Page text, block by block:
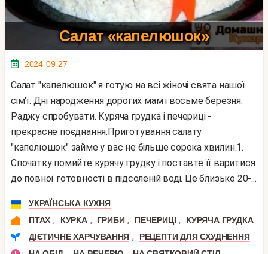
Салат «капелюшок»
2024-09-27
Салат "капелюшок" я готую на всі жіночі свята нашої
сім'ї. Дні народження дорогих мам і восьме березня.
Раджу спробувати. Куряча грудка і печериці -
прекрасне поєднання.Приготування салату
"капелюшок" займе у вас не більше сорока хвилин.1.
Спочатку помийте курячу грудку і поставте її варитися
до повної готовності в підсоленій воді. Це близько 20-...
УКРАЇНСЬКА КУХНЯ
ПТАХ , КУРКА , ГРИБИ , ПЕЧЕРИЦІ ,
КУРЯЧА ГРУДКА
ДІЄТИЧНЕ ХАРЧУВАННЯ ,
РЕЦЕПТИ ДЛЯ СХУДНЕННЯ